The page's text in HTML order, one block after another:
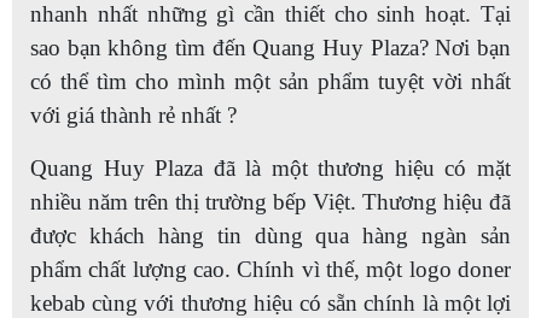
nhanh nhất những gì cần thiết cho sinh hoạt. Tại
sao bạn không tìm đến Quang Huy Plaza? Nơi bạn
có thể tìm cho mình một sản phẩm tuyệt vời nhất
với giá thành rẻ nhất ?
Quang Huy Plaza đã là một thương hiệu có mặt
nhiều năm trên thị trường bếp Việt. Thương hiệu đã
được khách hàng tin dùng qua hàng ngàn sản
phẩm chất lượng cao. Chính vì thế, một logo doner
kebab cùng với thương hiệu có sẵn chính là một lợi